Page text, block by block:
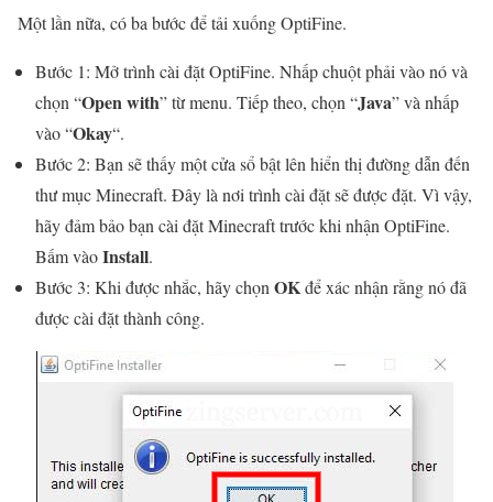
Một lần nữa, có ba bước để tải xuống OptiFine.
Bước 1: Mở trình cài đặt OptiFine. Nhấp chuột phải vào nó và
chọn “Open with” từ menu. Tiếp theo, chọn “Java” và nhấp
vào “Okay“.
Bước 2: Bạn sẽ thấy một cửa sổ bật lên hiển thị đường dẫn đến
thư mục Minecraft. Đây là nơi trình cài đặt sẽ được đặt. Vì vậy,
hãy đảm bảo bạn cài đặt Minecraft trước khi nhận OptiFine.
Bấm vàoInstall.
Bước 3: Khi được nhắc, hãy chọn OKđể xác nhận rằng nó đã
được cài đặt thành công.